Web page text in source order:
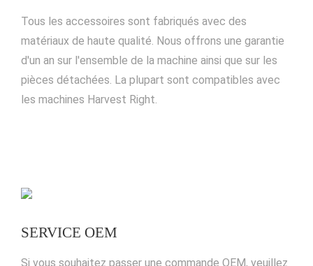
Tous les accessoires sont fabriqués avec des
matériaux de haute qualité. Nous offrons une garantie
d'un an sur l'ensemble de la machine ainsi que sur les
pièces détachées. La plupart sont compatibles avec
les machines Harvest Right.
SERVICE OEM
Si vous souhaitez passer une commande OEM, veuillez